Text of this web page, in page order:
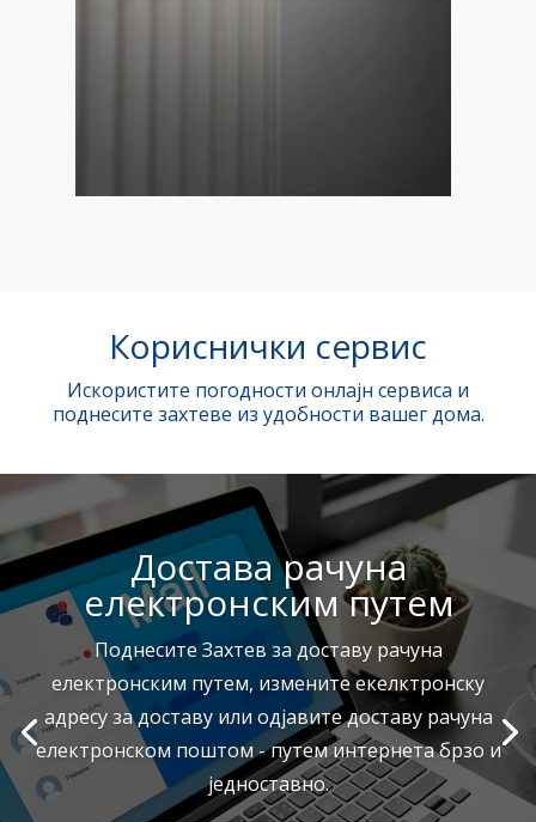
Кориснички сервис
Искористите погодности онлајн сервиса и
поднесите захтеве из удобности вашег дома.
Достава рачуна
електронским путем
Поднесите Захтев за доставу рачуна
електронским путем, измените екелктронску
адресу за доставу или одјавите доставу рачуна
електронском поштом - путем интернета брзо и
једноставно.